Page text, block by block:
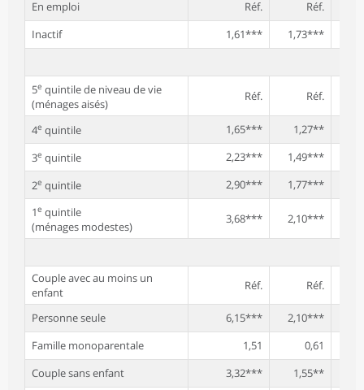
En emploi Réf.
Réf.
Inactif
1,61*** 1,73***
5e quintile de niveau de vie
(ménages aisés)
Réf. Réf.
4e quintile 1,65*** 1,27**
3e quintile 2,23*** 1,49***
2e quintile 2,90*** 1,77***
1e quintile
(ménages modestes)
3,68*** 2,10***
Couple avec au moins un
enfant
Réf. Réf.
Personne seule 6,15*** 2,10***
Famille monoparentale
1,51
0,61
Couple sans enfant
3,32*** 1,55**